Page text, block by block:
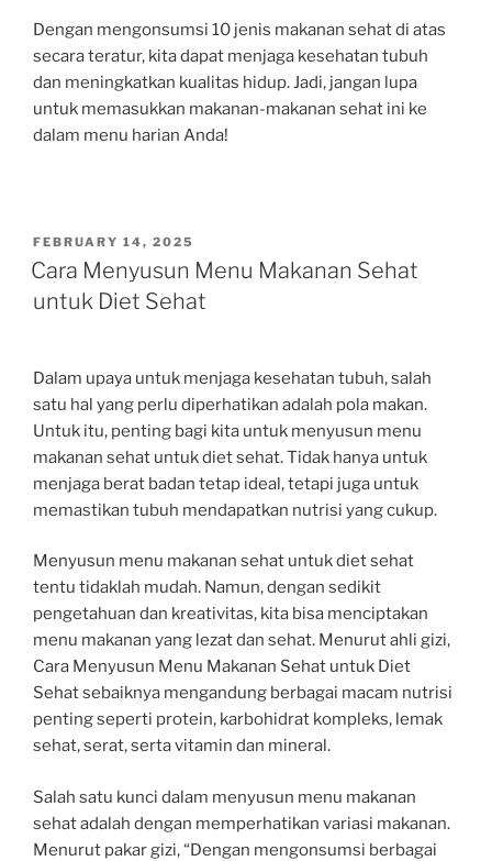
Dengan mengonsumsi 10 jenis makanan sehat di atas
secara teratur, kita dapat menjaga kesehatan tubuh
dan meningkatkan kualitas hidup. Jadi, jangan lupa
untuk memasukkan makanan-makanan sehat ini ke
dalam menu harian Anda!
POSTED
ON
FEBRUARY 14, 2025
Cara Menyusun Menu Makanan Sehat
untuk Diet Sehat
Dalam upaya untuk menjaga kesehatan tubuh, salah
satu hal yang perlu diperhatikan adalah pola makan.
Untuk itu, penting bagi kita untuk menyusun menu
makanan sehat untuk diet sehat. Tidak hanya untuk
menjaga berat badan tetap ideal, tetapi juga untuk
memastikan tubuh mendapatkan nutrisi yang cukup.
Menyusun menu makanan sehat untuk diet sehat
tentu tidaklah mudah. Namun, dengan sedikit
pengetahuan dan kreativitas, kita bisa menciptakan
menu makanan yang lezat dan sehat. Menurut ahli gizi,
Cara Menyusun Menu Makanan Sehat untuk Diet
Sehat sebaiknya mengandung berbagai macam nutrisi
penting seperti protein, karbohidrat kompleks, lemak
sehat, serat, serta vitamin dan mineral.
Salah satu kunci dalam menyusun menu makanan
sehat adalah dengan memperhatikan variasi makanan.
Menurut pakar gizi, “Dengan mengonsumsi berbagai